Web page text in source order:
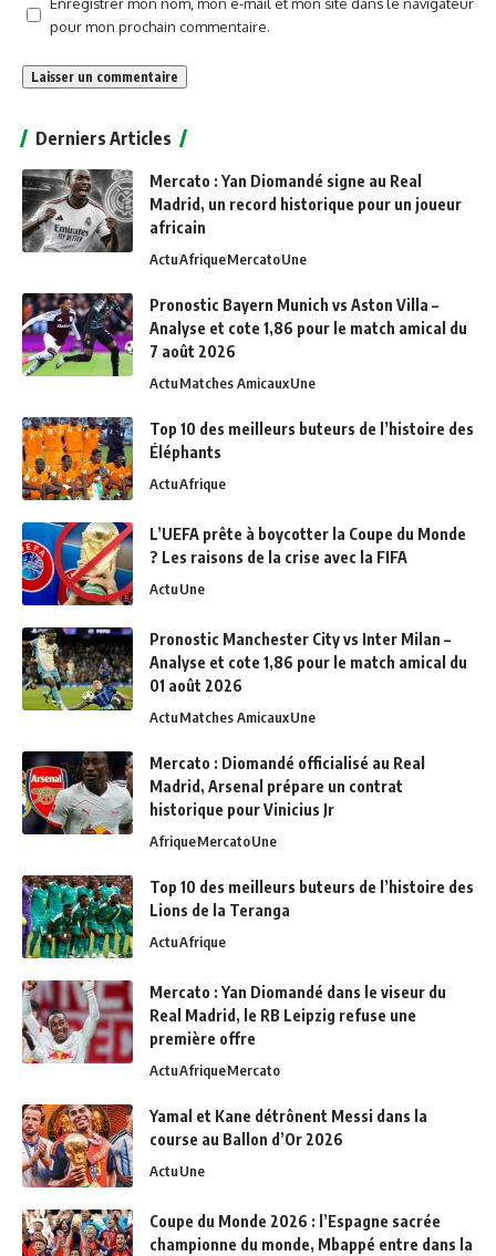
pour mon prochain commentaire.
Derniers Articles
Mercato : Yan Diomandé signe au Real
Madrid, un record historique pour un joueur
africain
ActuAfriqueMercatoUne
Pronostic Bayern Munich vs Aston Villa –
Analyse et cote 1,86 pour le match amical du
7 août 2026
ActuMatches AmicauxUne
Top 10 des meilleurs buteurs de l’histoire des
Éléphants
ActuAfrique
L’UEFA prête à boycotter la Coupe du Monde
? Les raisons de la crise avec la FIFA
ActuUne
Pronostic Manchester City vs Inter Milan –
Analyse et cote 1,86 pour le match amical du
01 août 2026
ActuMatches AmicauxUne
Mercato : Diomandé officialisé au Real
Madrid, Arsenal prépare un contrat
historique pour Vinicius Jr
AfriqueMercatoUne
Top 10 des meilleurs buteurs de l’histoire des
Lions de la Teranga
ActuAfrique
Mercato : Yan Diomandé dans le viseur du
Real Madrid, le RB Leipzig refuse une
première offre
ActuAfriqueMercato
Yamal et Kane détrônent Messi dans la
course au Ballon d’Or 2026
ActuUne
Coupe du Monde 2026 : l’Espagne sacrée
championne du monde, Mbappé entre dans la